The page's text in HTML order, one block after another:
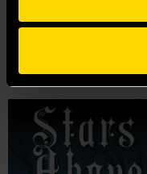
259 kr